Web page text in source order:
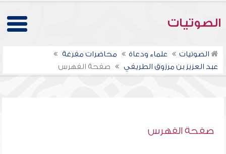
الصوتيات
الصوتيات علماء ودعاة
محاضرات مفرغة
عبد العزيز بن مرزوق الطريفي
صفحة الفهرس
صفحة الفهرس